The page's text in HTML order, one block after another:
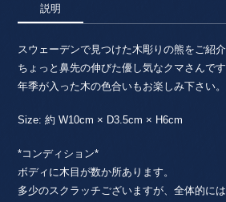
説明
スウェーデンで見つけた木彫りの熊をご紹介
ちょっと鼻先の伸びた優し気なクマさんです
年季が入った木の色合いもお楽しみ下さい。
Size: 約 W10cm × D3.5cm × H6cm
*コンディション*
ボディに木目が数か所あります。
多少のスクラッチございますが、全体的に